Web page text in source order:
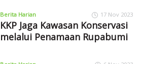
Berita Harian 17 Nov 2023
KKP Jaga Kawasan Konservasi
melalui Penamaan Rupabumi